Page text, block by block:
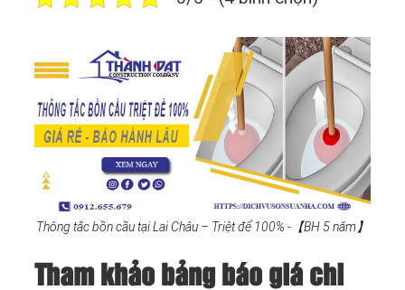
Thông tắc bồn cầu tại Lai Châu – Triệt để 100% -【BH 5 năm】
Tham khảo bảng báo giá chi